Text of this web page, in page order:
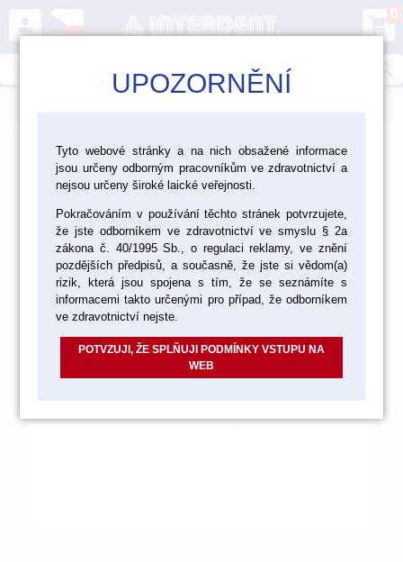
person shopping_cart
0
> Ordinace > Dezinfekce a čištění > Sterilizace
Sterilizace a mytí
UPOZORNĚNÍ
Tyto webové stránky a na nich obsažené informace
jsou určeny odborným pracovníkům ve zdravotnictví a
nejsou určeny široké laické veřejnosti.
Pokračováním v používání těchto stránek potvrzujete,
že jste odborníkem ve zdravotnictví ve smyslu § 2a
zákona č. 40/1995 Sb., o regulaci reklamy, ve znění
pozdějších předpisů, a současně, že jste si vědom(a)
rizik, která jsou spojena s tím, že se seznámíte s
informacemi takto určenými pro případ, že odborníkem
ve zdravotnictví nejste.
POTVZUJI, ŽE SPLŇUJI PODMÍNKY VSTUPU NA
WEB